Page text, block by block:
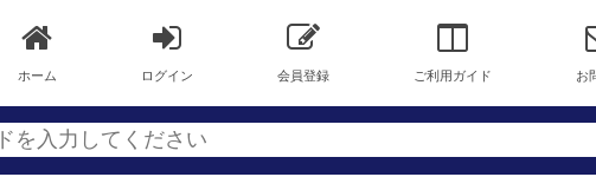
ホーム ログイン 会員登録 ご利用ガイド お